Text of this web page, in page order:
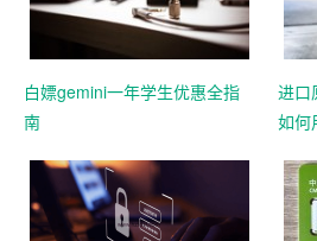
白嫖gemini一年学生优惠全指
南
进口
如何